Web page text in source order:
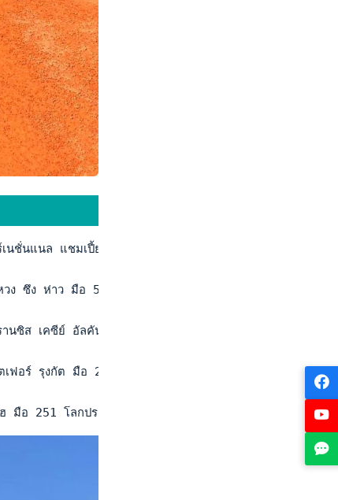
ชั่นแนล แชมเปี้ยนชิพ" ชิงเงินรางวัล 25,000 ดอลลาร์สหรั
หวง ซึง ห่าว มือ 574 โลก และมือวาง 7 จากไต้หวัน 2-6,
ซิส เคซีย์ อัลคันทาร่า มือ 297 โลกประเภทคู่ชาวฟิลิปปิน
ตเฟอร์ รุงกัต มือ 232 โลกประเภทคู่ และ นาธาน แอนโธ
ฮ มือ 251 โลกประเภทคู่ชาวไต้หวัน และ ปาริกชิท โซมา